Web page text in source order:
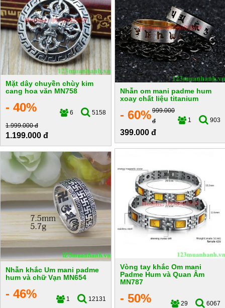
Mặt dây chuyền chùy kim
cang hoa văn MN758
- 40% 6
5158
1.999.000 đ
1.199.000 đ
Nhẫn om mani padme hum
xoay chất liệu titanium
- 60% 1 903
999.000
đ
399.000 đ
Vòng tay khắc Om mani
Padme Hum và Quan Âm
MN787
- 50% 29
6067
Nhẫn khắc Um mani padme
hum và chữ Vạn MN654
- 46% 1
12131